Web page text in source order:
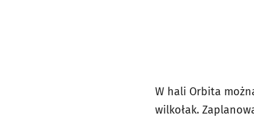
W hali Orbita
wilkołak.